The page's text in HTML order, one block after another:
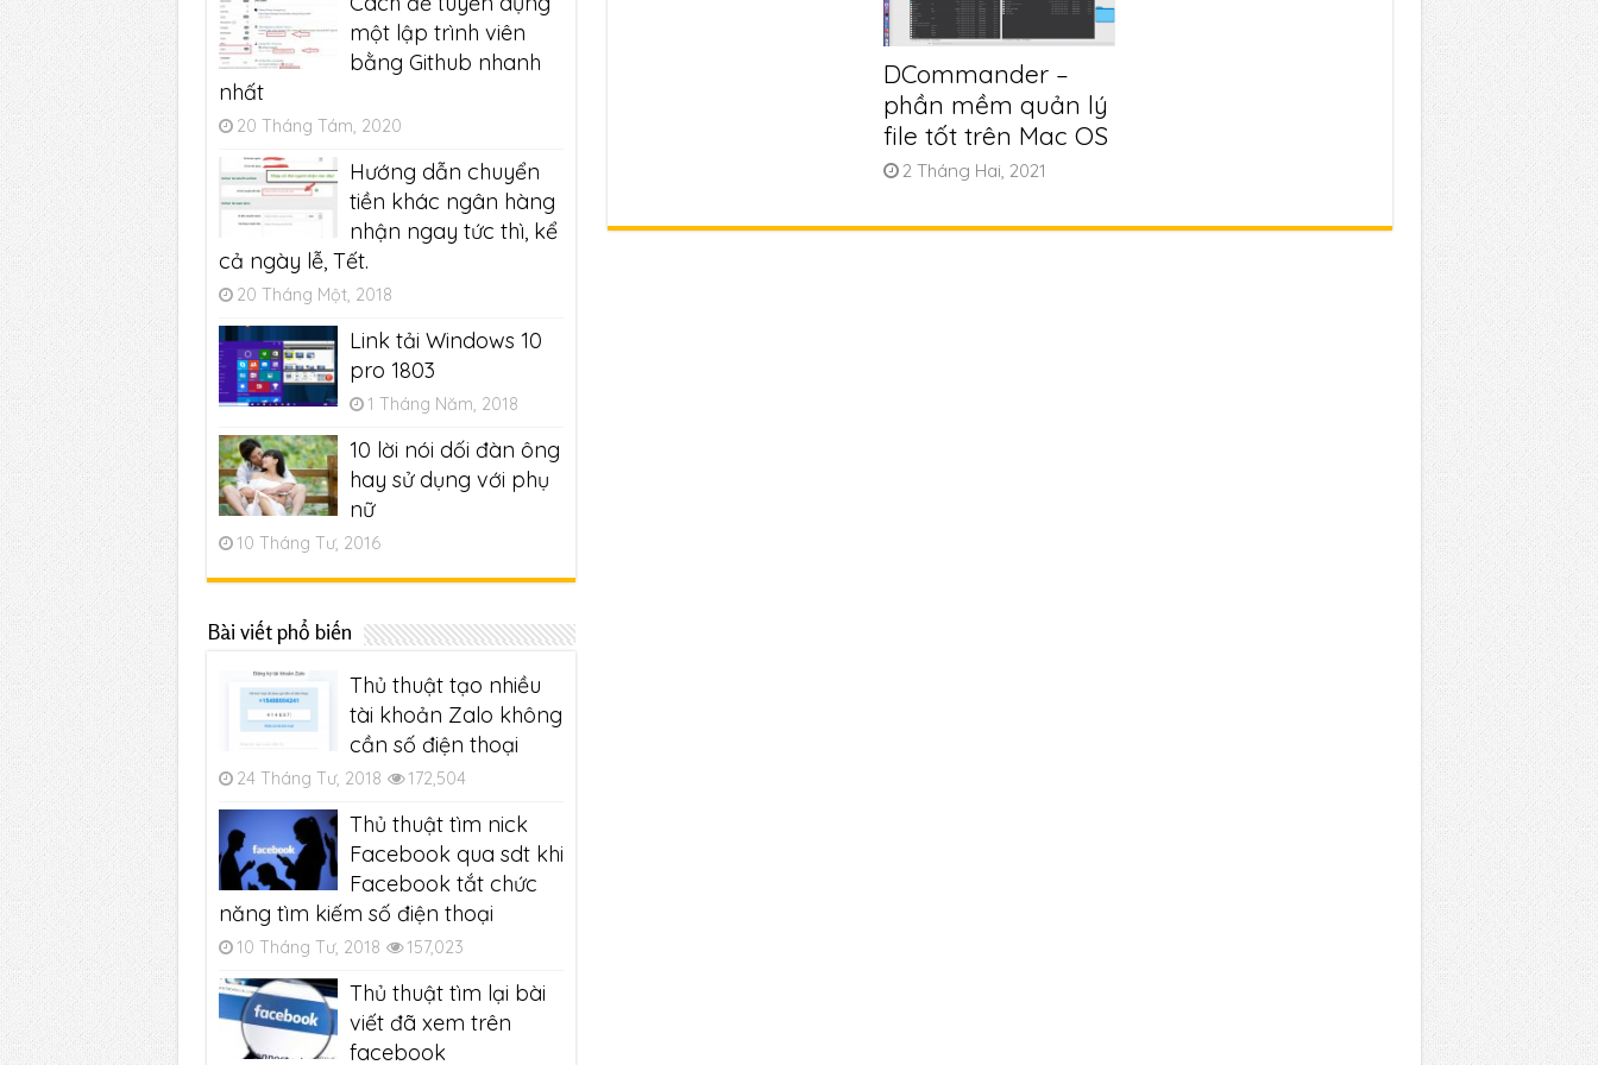
DCommander –
phần mềm quản lý
file tốt trên Mac OS
2 Tháng Hai, 2021
một lập trình viên
bằng Github nhanh
nhất
20 Tháng Tám, 2020
Hướng dẫn chuyển
tiền khác ngân hàng
nhận ngay tức thì, kể
cả ngày lễ, Tết.
20 Tháng Một, 2018
Link tải Windows 10
pro 1803
1 Tháng Năm, 2018
10 lời nói dối đàn ông
hay sử dụng với phụ
nữ
10 Tháng Tư, 2016
Bài viết phổ biến
Thủ thuật tạo nhiều
tài khoản Zalo không
cần số điện thoại
24 Tháng Tư, 2018 172,504
Thủ thuật tìm nick
Facebook qua sdt khi
Facebook tắt chức
năng tìm kiếm số điện thoại
10 Tháng Tư, 2018 157,023
Thủ thuật tìm lại bài
viết đã xem trên
facebook